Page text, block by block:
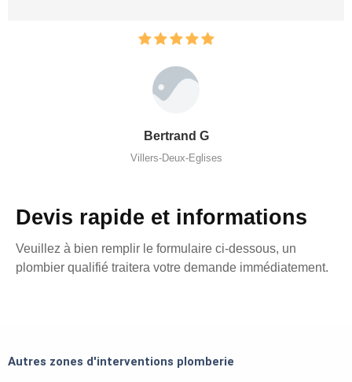
Bertrand G
Villers-Deux-Eglises
Devis rapide et informations
Veuillez à bien remplir le formulaire ci-dessous, un
plombier qualifié traitera votre demande immédiatement.
Autres zones d'interventions plomberie